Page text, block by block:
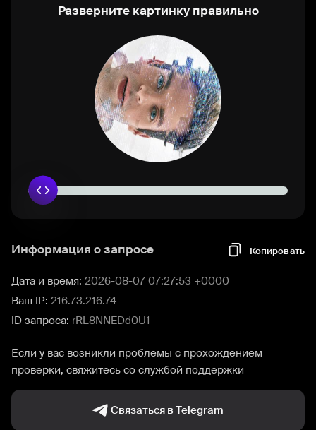
Разверните картинку правильно
Информация о запросе Копировать
Дата и время: 2026-08-07 07:27:53 +0000
Ваш IP: 216.73.216.74
ID запроса: rRL8NNEDd0U1
Если у вас возникли проблемы с прохождением
проверки, свяжитесь со службой поддержки
Связаться в Telegram